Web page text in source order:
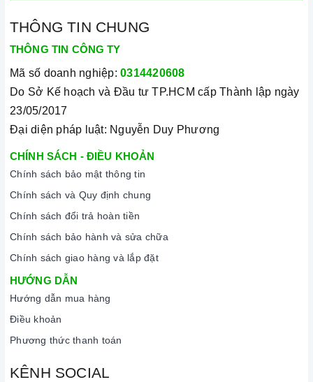
lượng và nguồn gốc sản phẩm chính hãng. Chúng tôi tự tin
mang đến cho quý khách hàng dịch vụ chăm sóc khách hàng
Xem thêm tại đây:
Home Best Care - Trung tâm bảo trì, sửa
chữa thiết bị nhà bếp cao cấp
THÔNG TIN CHUNG
THÔNG TIN CÔNG TY
Mã số doanh nghiệp: 0314420608
Do Sở Kế hoạch và Đầu tư TP.HCM cấp Thành lập ngày
23/05/2017
Đại diện pháp luật: Nguyễn Duy Phương
CHÍNH SÁCH - ĐIỀU KHOẢN
Chính sách bảo mật thông tin
Chính sách và Quy định chung
Chính sách đổi trả hoàn tiền
Chính sách bảo hành và sửa chữa
Chính sách giao hàng và lắp đặt
HƯỚNG DẪN
Hướng dẫn mua hàng
Điều khoản
Phương thức thanh toán
KÊNH SOCIAL